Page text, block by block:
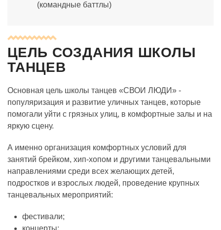
(командные баттлы)
ЦЕЛЬ СОЗДАНИЯ ШКОЛЫ
ТАНЦЕВ
Основная цель школы танцев «СВОИ ЛЮДИ» -
популяризация и развитие уличных танцев, которые
помогали уйти с грязных улиц, в комфортные залы и на
яркую сцену.
А именно организация комфортных условий для
занятий брейком, хип-хопом и другими танцевальными
направлениями среди всех желающих детей,
подростков и взрослых людей, проведение крупных
танцевальных мероприятий:
фестивали;
концерты;